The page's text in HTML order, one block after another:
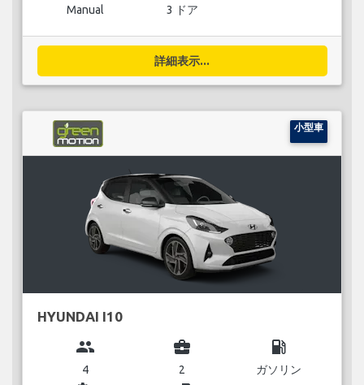
Manual 3 ドア
詳細表示...
小型車
HYUNDAI I10
group
4
business_center
2
local_gas_station
ガソリン